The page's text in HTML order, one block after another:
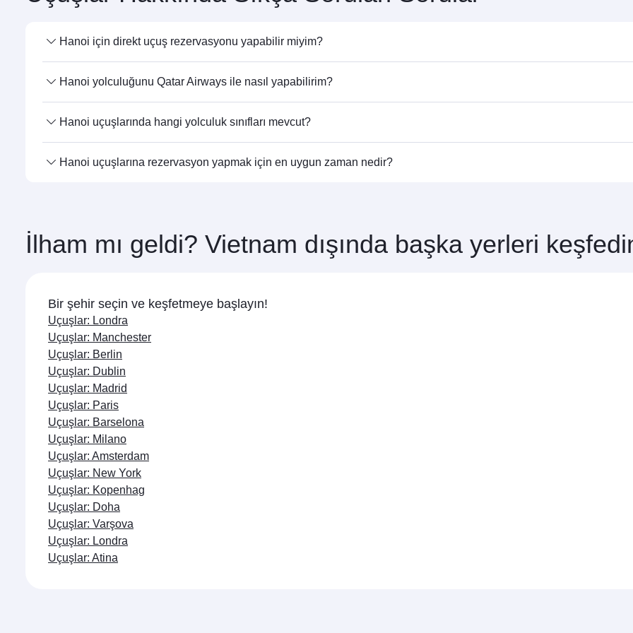
Hanoi için direkt uçuş rezervasyonu yapabilir miyim?
Evet, Qatar Airways Hanoi direkt uçuşlar düzenlemektedir. Uçuş saatlerini ve sefer sıklığını öğrenmek için ana
Hanoi yolculuğunu Qatar Airways ile nasıl yapabilirim?
Qatar Airways ile doğrudan Hanoi yönüne uçabilirsiniz. Doha üzerinden 150’den fazla destinasyona bağlanabilir,
Hanoi uçuşlarında hangi yolculuk sınıfları mevcut?
Seyahat sınıfı seçenekleri, güzergaha ve uçuşu gerçekleştiren havayolu şirketine göre değişiklik gösterir. Qatar
Hanoi uçuşlarına rezervasyon yapmak için en uygun zaman nedir?
İlham mı geldi? Vietnam dışında başka yerleri
Bir şehir seçin ve keşfetmeye başlayın!
Uçuşlar: Londra
Uçuşlar: Manchester
Uçuşlar: Berlin
Uçuşlar: Dublin
Uçuşlar: Madrid
Uçuşlar: Paris
Uçuşlar: Barselona
Uçuşlar: Milano
Uçuşlar: Amsterdam
Uçuşlar: New York
Uçuşlar: Kopenhag
Uçuşlar: Doha
Uçuşlar: Varşova
Uçuşlar: Londra
Uçuşlar: Atina